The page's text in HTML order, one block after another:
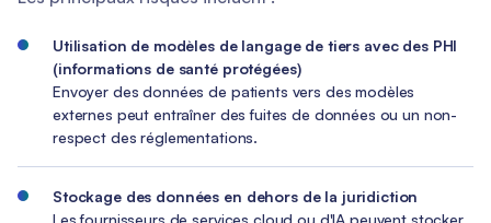
Utilisation de modèles de langage de tiers avec des PHI
(informations de santé protégées)
Envoyer des données de patients vers des modèles
externes peut entraîner des fuites de données ou un non-
respect des réglementations.
Stockage des données en dehors de la juridiction
Les fournisseurs de services cloud ou d'IA peuvent stocker